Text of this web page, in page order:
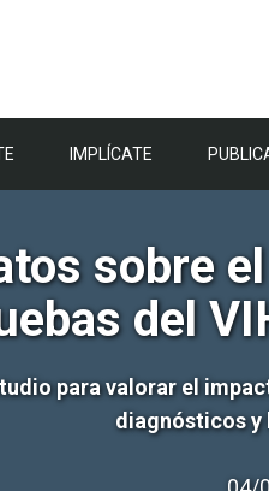
IMPLÍCATE
sobre
del
para valorar el
diagnósticos y